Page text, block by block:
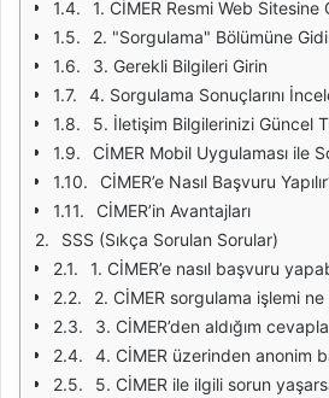
1. CİMER Resmi Web Sitesine
2. "Sorgulama" Bölümüne
3. Gerekli Bilgileri Girin
4. Sorgulama Sonuçlarını
5. İletişim Bilgilerinizi Güncel
CİMER Mobil Uygulaması ile
CİMER’e Nasıl Başvuru
CİMER’in Avantajları
SSS (Sıkça Sorulan Sorular)
1. CİMER’e nasıl başvuru
2. CİMER sorgulama işlemi
3. CİMER’den aldığım
4. CİMER üzerinden anonim
5. CİMER ile ilgili sorun